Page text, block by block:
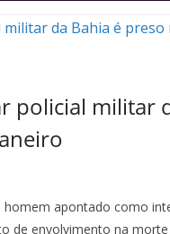
policial militar
homem apontado como
de envolvimento na